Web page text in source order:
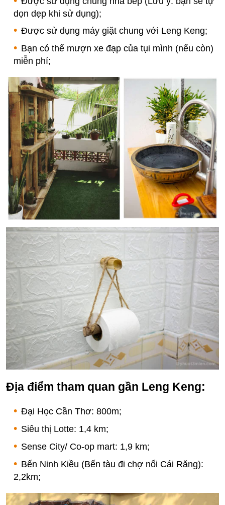
dọn dẹp khi sử dụng);
Được sử dụng máy giặt chung với Leng Keng;
Bạn có thể mượn xe đạp của tụi mình (nếu còn)
miễn phí;
Địa điểm tham quan gần Leng Keng:
Đại Học Cần Thơ: 800m;
Siêu thị Lotte: 1,4 km;
Sense City/ Co-op mart: 1,9 km;
Bến Ninh Kiều (Bến tàu đi chợ nổi Cái Răng):
2,2km;